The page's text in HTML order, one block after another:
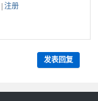
|注册
发表回复